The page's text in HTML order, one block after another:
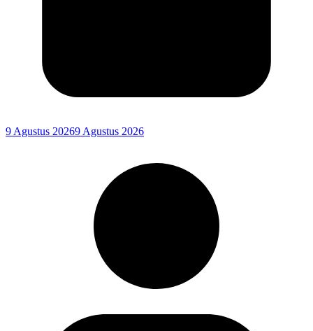
9 Agustus 20269 Agustus 2026